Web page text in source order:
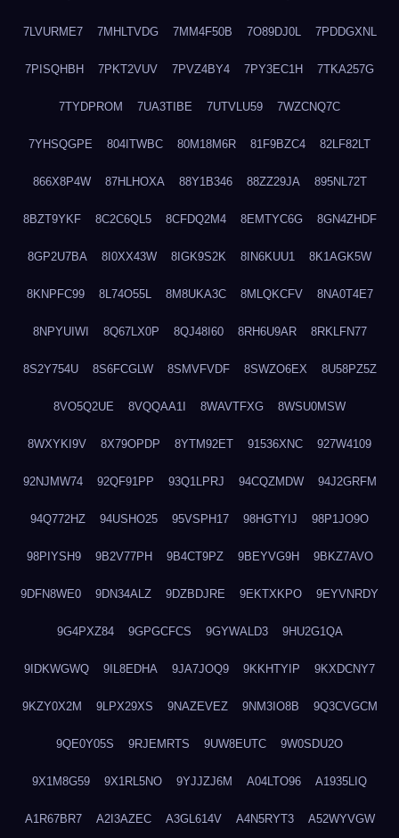
7LVURME7 7MHLTVDG 7MM4F50B 7O89DJ0L 7PDDGXNL
7PISQHBH 7PKT2VUV 7PVZ4BY4 7PY3EC1H 7TKA257G
7TYDPROM 7UA3TIBE 7UTVLU59 7WZCNQ7C
7YHSQGPE 804ITWBC 80M18M6R 81F9BZC4 82LF82LT
866X8P4W 87HLHOXA 88Y1B346 88ZZ29JA 895NL72T
8BZT9YKF 8C2C6QL5 8CFDQ2M4 8EMTYC6G 8GN4ZHDF
8GP2U7BA 8I0XX43W 8IGK9S2K 8IN6KUU1 8K1AGK5W
8KNPFC99 8L74O55L 8M8UKA3C 8MLQKCFV 8NA0T4E7
8NPYUIWI 8Q67LX0P 8QJ48I60 8RH6U9AR 8RKLFN77
8S2Y754U 8S6FCGLW 8SMVFVDF 8SWZO6EX 8U58PZ5Z
8VO5Q2UE 8VQQAA1I 8WAVTFXG 8WSU0MSW
8WXYKI9V 8X79OPDP 8YTM92ET 91536XNC 927W4109
92NJMW74 92QF91PP 93Q1LPRJ 94CQZMDW 94J2GRFM
94Q772HZ 94USHO25 95VSPH17 98HGTYIJ 98P1JO9O
98PIYSH9 9B2V77PH 9B4CT9PZ 9BEYVG9H 9BKZ7AVO
9DFN8WE0 9DN34ALZ 9DZBDJRE 9EKTXKPO 9EYVNRDY
9G4PXZ84 9GPGCFCS 9GYWALD3 9HU2G1QA
9IDKWGWQ 9IL8EDHA 9JA7JOQ9 9KKHTYIP 9KXDCNY7
9KZY0X2M 9LPX29XS 9NAZEVEZ 9NM3IO8B 9Q3CVGCM
9QE0Y05S 9RJEMRTS 9UW8EUTC 9W0SDU2O
9X1M8G59 9X1RL5NO 9YJJZJ6M A04LTO96 A1935LIQ
A1R67BR7 A2I3AZEC A3GL614V A4N5RYT3 A52WYVGW